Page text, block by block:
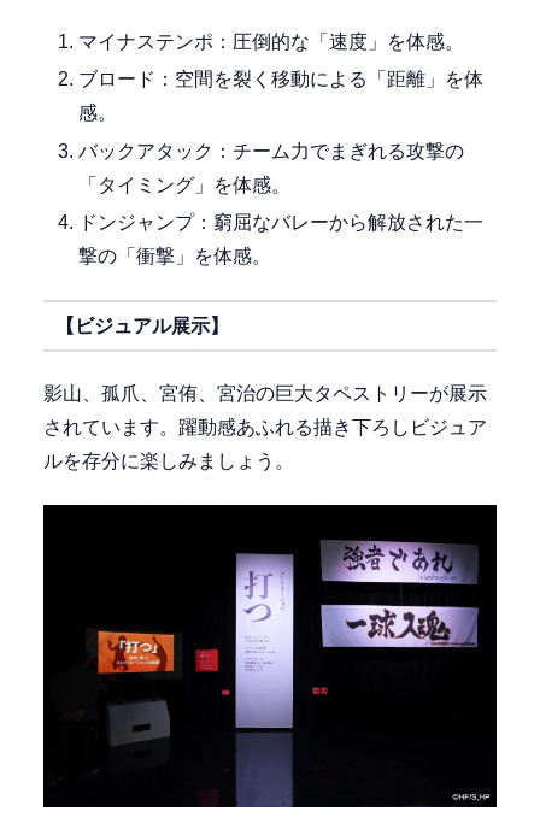
マイナステンポ：圧倒的な「速度」を体感。
ブロード：空間を裂く移動による「距離」を体
感。
バックアタック：チーム力でまぎれる攻撃の
「タイミング」を体感。
ドンジャンプ：窮屈なバレーから解放された一
撃の「衝撃」を体感。
【ビジュアル展示】
影山、孤爪、宮侑、宮治の巨大タペストリーが展示
されています。躍動感あふれる描き下ろしビジュア
ルを存分に楽しみましょう。